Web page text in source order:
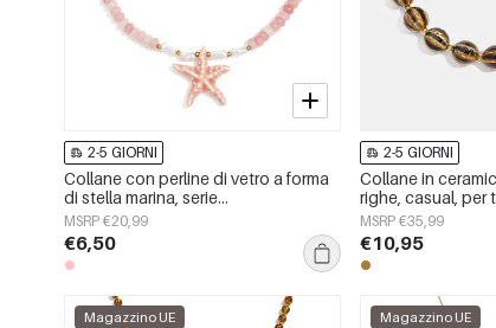
2-5 GIORNI
Collane con perline di vetro a forma
di stella marina, serie
&quot;Vacanze/Spiaggia
Romantica&quot;, gioielli da donna.
MSRP €20,99
€6,50
2-5 GIORNI
Collane in
righe, casual, per
semplici, gioielli
MSRP €35,99
€10,95
Magazzino UE Magazzino UE